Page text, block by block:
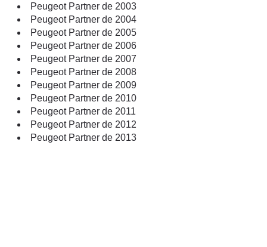
Peugeot Partner de 2003
Peugeot Partner de 2004
Peugeot Partner de 2005
Peugeot Partner de 2006
Peugeot Partner de 2007
Peugeot Partner de 2008
Peugeot Partner de 2009
Peugeot Partner de 2010
Peugeot Partner de 2011
Peugeot Partner de 2012
Peugeot Partner de 2013